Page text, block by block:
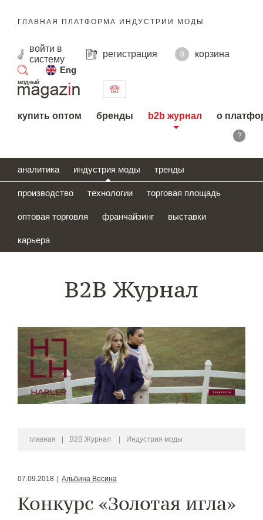
ГЛАВНАЯ ПЛАТФОРМА ИНДУСТРИИ МОДЫ
войти в
систему
регистрация 0
корзина
Eng
поиск
купить оптом бренды b2b журнал о
?
аналитика индустрия моды тренды
производство технологии торговая площадь
оптовая торговля франчайзинг выставки
карьера
B2B Журнал
главная B2B Журнал Индустрия моды
07.09.2018 Альбина Весина
Конкурс «Золотая игла»